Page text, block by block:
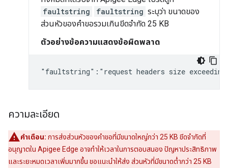
faultstring
faultstring ระบุว่า ขนาดของ
ส่วนหัวของคำขอรวมเกินขีดจำกัด 25 KB
ตัวอย่างข้อความแสดงข้อผิดพลาด
"faultstring":"request headers size exceeding
ความละเอียด
คำเตือน: การส่งส่วนหัวของคำขอที่มีขนาดใหญ่กว่า 25 KB ขีดจำกัดที่
อนุญาตใน Apigee Edge อาจทำให้เวลาในการตอบสนอง ปัญหาประสิทธิภาพ
และระยะหมดเวลาเพิ่มมากขึ้น ขอแนะนำให้ส่ง ส่วนหัวที่มีขนาดต่ำกว่า 25 KB